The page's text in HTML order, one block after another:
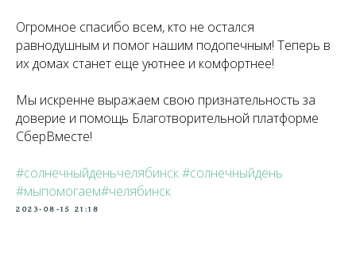
Огромное спасибо всем, кто не остался
равнодушным и помог нашим подопечным! Теперь в
их домах станет еще уютнее и комфортнее!
Мы искренне выражаем свою признательность за
доверие и помощь Благотворительной платформе
СберВместе!
#солнечныйденьчелябинск#солнечныйдень
#мыпомогаем#челябинск
2023-08-15 21:18